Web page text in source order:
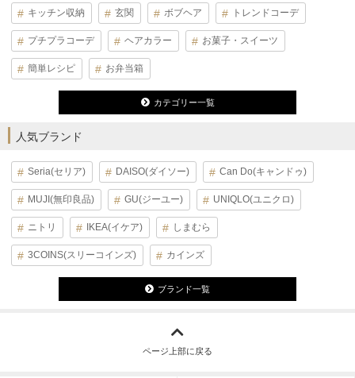
キッチン収納 玄関 ボブヘア トレンドコーデ
プチプラコーデ ヘアカラー お菓子・スイーツ
簡単レシピ お弁当箱
カテゴリー一覧
人気ブランド
Seria(セリア) DAISO(ダイソー) Can Do(キャンドゥ)
MUJI(無印良品) GU(ジーユー) UNIQLO(ユニクロ)
ニトリ IKEA(イケア) しまむら
3COINS(スリーコインズ) カインズ
ブランド一覧
ページ上部に戻る